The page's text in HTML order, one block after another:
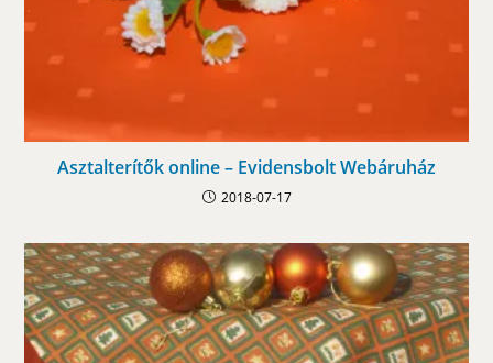
Asztalterítők online – Evidensbolt Webáruház
2018-07-17